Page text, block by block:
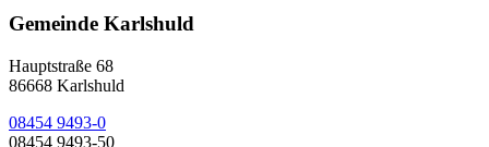
Gemeinde Karlshuld
Hauptstraße 68
86668 Karlshuld
08454 9493-0
08454 9493-50